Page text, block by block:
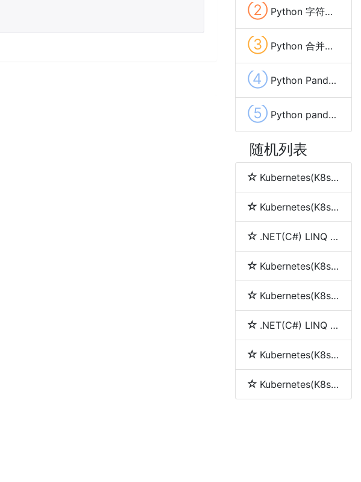
② Python 字符串变量中去除换行(\n,\r)和空格等特殊字符的方法
③ Python 合并两个字典(Dictionary)中相同key的value的方法及示例代码
④ Python Pandas list(列表)数据列拆分成多行的方法
⑤ Python pandas 保存Excel自动调整列宽的方法及示例代码
随机列表
Kubernetes(K8s) namespace(命名空间)
Kubernetes(K8s) node(节点)
.NET(C#) LINQ 简介
Kubernetes(K8s) service(服务)
Kubernetes(K8s) pod
.NET(C#) LINQ 中join、into、let和group by的使用
Kubernetes(K8s) Replication Controller(RC)
Kubernetes(K8s) Replica Set (RS)